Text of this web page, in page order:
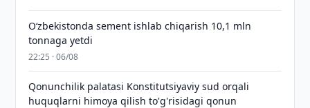
O‘zbekistonda sement ishlab chiqarish 10,1 mln
tonnaga yetdi
22:25 · 06/08
Qonunchilik palatasi Konstitutsiyaviy sud orqali
huquqlarni himoya qilish to'g'risidagi qonun